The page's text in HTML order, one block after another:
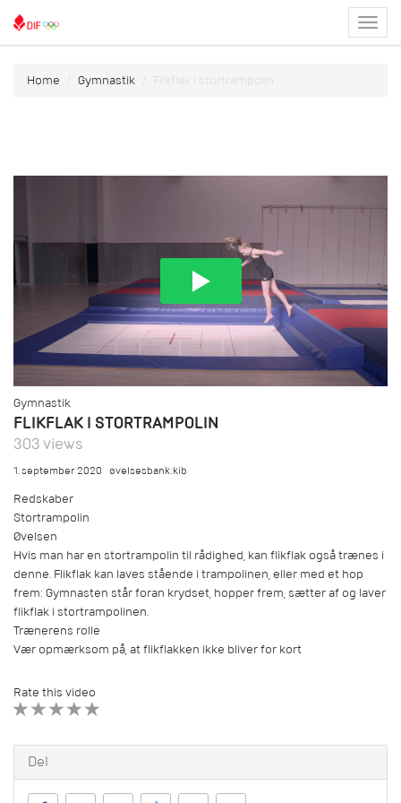
menu
Home Gymnastik Flikflak i stortrampolin
Gymnastik
FLIKFLAK I STORTRAMPOLIN
303 views
1. september 2020 øvelsesbank:kib
Redskaber
Stortrampolin
Øvelsen
Hvis man har en stortrampolin til rådighed, kan flikflak også trænes i
denne. Flikflak kan laves stående i trampolinen, eller med et hop
frem: Gymnasten står foran krydset, hopper frem, sætter af og laver
flikflak i stortrampolinen.
Trænerens rolle
Vær opmærksom på, at flikflakken ikke bliver for kort
Rate this video
Del